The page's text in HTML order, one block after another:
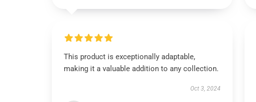
This product is exceptionally adaptable,
making it a valuable addition to any collection.
Oct 3, 2024